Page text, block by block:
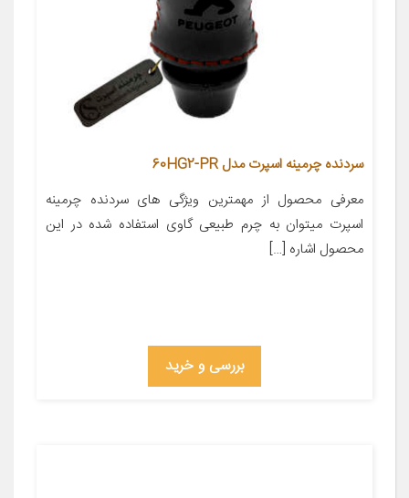
سردنده چرمینه اسپرت مدل 60HG2-PR
معرفی محصول از مهمترین ویژگی های سردنده چرمینه
اسپرت میتوان به چرم طبیعی گاوی استفاده شده در این
محصول اشاره […]
بررسی و خرید